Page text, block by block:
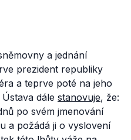
a jednání
prezident republiky
a teprve poté na jeho
dále stanovuje, že:
po svém jmenování
a požádá ji o vyslovení